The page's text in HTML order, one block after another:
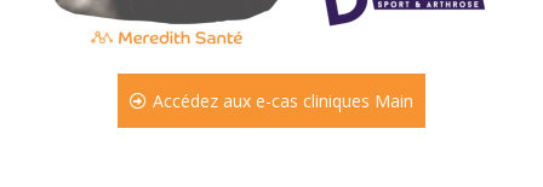
Accédez aux e-cas cliniques Main